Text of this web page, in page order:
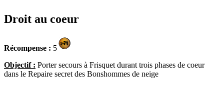
Droit au coeur
Récompense : 5
Objectif : Porter secours à Frisquet durant trois phases de coeur
dans le Repaire secret des Bonshommes de neige